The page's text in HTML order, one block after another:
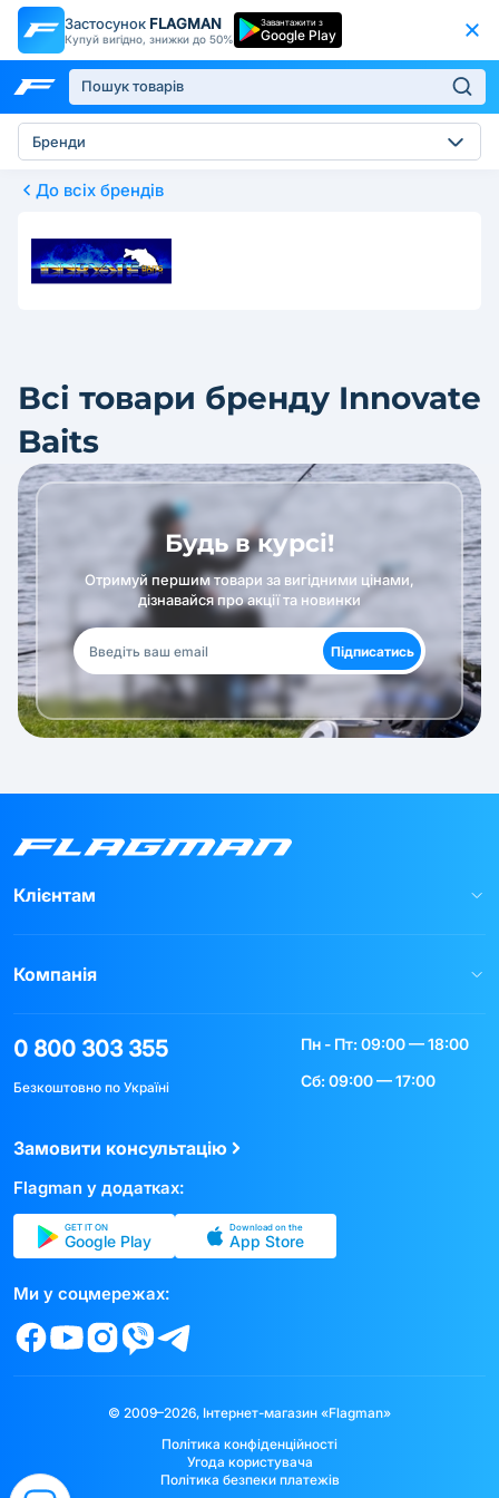
Застосунок FLAGMAN
Купуй вигідно, знижки до 50%
Завантажити з
Google Play
Бренди
До всіх брендів
Всі товари бренду Innovate
Baits
Будь в курсі!
Отримуй першим товари за вигідними цінами,
дізнавайся про акції та новинки
Підписатись
Клієнтам
Компанія
0 800 303 355
Безкоштовно по Україні
Пн - Пт: 09:00 — 18:00
Сб: 09:00 — 17:00
Замовити консультацію
Flagman у додатках:
GET IT ON
Google Play
Download on the
App Store
Ми у соцмережах:
© 2009–2026, Інтернет-магазин «Flagman»
Політика конфіденційності
Угода користувача
Політика безпеки платежів